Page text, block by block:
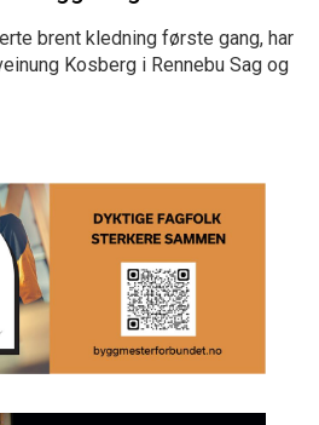
brent kledning første gang, har
Kosberg i Rennebu Sag og